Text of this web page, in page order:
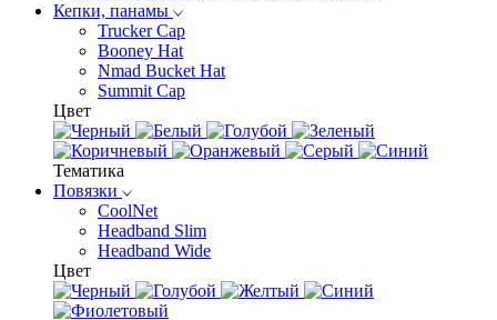
Кепки, панамы
Trucker Cap
Booney Hat
Nmad Bucket Hat
Summit Cap
Цвет
Тематика
Повязки
CoolNet
Headband Slim
Headband Wide
Цвет